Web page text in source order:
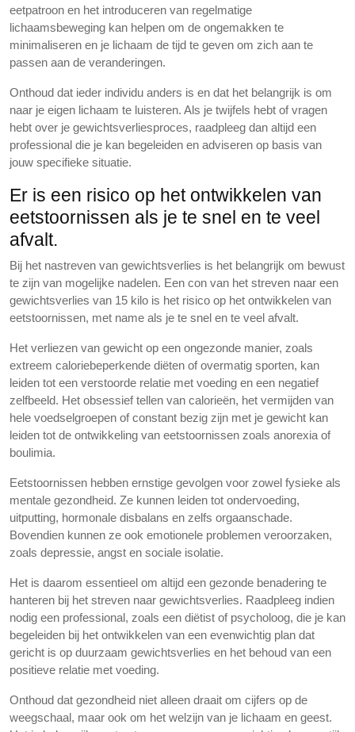
eetpatroon en het introduceren van regelmatige
lichaamsbeweging kan helpen om de ongemakken te
minimaliseren en je lichaam de tijd te geven om zich aan te
passen aan de veranderingen.
Onthoud dat ieder individu anders is en dat het belangrijk is om
naar je eigen lichaam te luisteren. Als je twijfels hebt of vragen
hebt over je gewichtsverliesproces, raadpleeg dan altijd een
professional die je kan begeleiden en adviseren op basis van
jouw specifieke situatie.
Er is een risico op het ontwikkelen van
eetstoornissen als je te snel en te veel
afvalt.
Bij het nastreven van gewichtsverlies is het belangrijk om bewust
te zijn van mogelijke nadelen. Een con van het streven naar een
gewichtsverlies van 15 kilo is het risico op het ontwikkelen van
eetstoornissen, met name als je te snel en te veel afvalt.
Het verliezen van gewicht op een ongezonde manier, zoals
extreem caloriebeperkende diëten of overmatig sporten, kan
leiden tot een verstoorde relatie met voeding en een negatief
zelfbeeld. Het obsessief tellen van calorieën, het vermijden van
hele voedselgroepen of constant bezig zijn met je gewicht kan
leiden tot de ontwikkeling van eetstoornissen zoals anorexia of
boulimia.
Eetstoornissen hebben ernstige gevolgen voor zowel fysieke als
mentale gezondheid. Ze kunnen leiden tot ondervoeding,
uitputting, hormonale disbalans en zelfs orgaanschade.
Bovendien kunnen ze ook emotionele problemen veroorzaken,
zoals depressie, angst en sociale isolatie.
Het is daarom essentieel om altijd een gezonde benadering te
hanteren bij het streven naar gewichtsverlies. Raadpleeg indien
nodig een professional, zoals een diëtist of psycholoog, die je kan
begeleiden bij het ontwikkelen van een evenwichtig plan dat
gericht is op duurzaam gewichtsverlies en het behoud van een
positieve relatie met voeding.
Onthoud dat gezondheid niet alleen draait om cijfers op de
weegschaal, maar ook om het welzijn van je lichaam en geest.